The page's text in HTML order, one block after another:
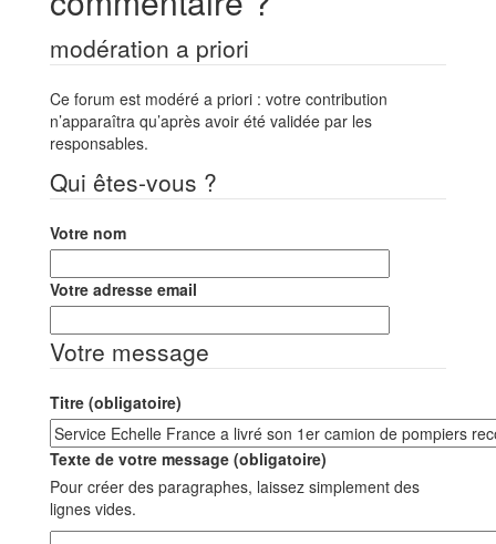
modération a priori
Ce forum est modéré a priori : votre contribution
n’apparaîtra qu’après avoir été validée par les
responsables.
Qui êtes-vous ?
Votre nom
Votre adresse email
Votre message
Titre (obligatoire)
Texte de votre message (obligatoire)
Pour créer des paragraphes, laissez simplement des
lignes vides.